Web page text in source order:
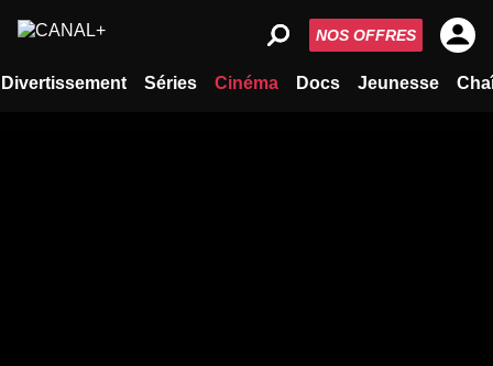
Divertissement Séries Cinéma Docs Jeunesse
NOS OFFRES